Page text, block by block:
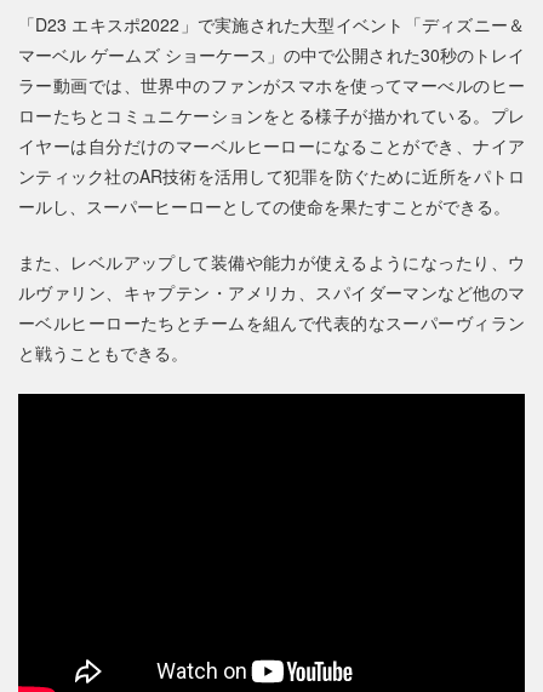
「D23 エキスポ2022」で実施された大型イベント「ディズニー＆
マーベル ゲームズ ショーケース」の中で公開された30秒のトレイ
ラー動画では、世界中のファンがスマホを使ってマーべルのヒー
ローたちとコミュニケーションをとる様子が描かれている。プレ
イヤーは自分だけのマーベルヒーローになることができ、ナイア
ンティック社のAR技術を活用して犯罪を防ぐために近所をパトロ
ールし、スーパーヒーローとしての使命を果たすことができる。
また、レベルアップして装備や能力が使えるようになったり、ウ
ルヴァリン、キャプテン・アメリカ、スパイダーマンなど他のマ
ーベルヒーローたちとチームを組んで代表的なスーパーヴィラン
と戦うこともできる。